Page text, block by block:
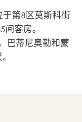
于第8区莫斯科街
客房。
巴蒂尼奥勒和蒙